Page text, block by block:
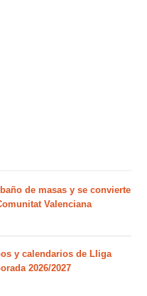
de masas y se convierte
Valenciana
y calendarios de Lliga
2026/2027